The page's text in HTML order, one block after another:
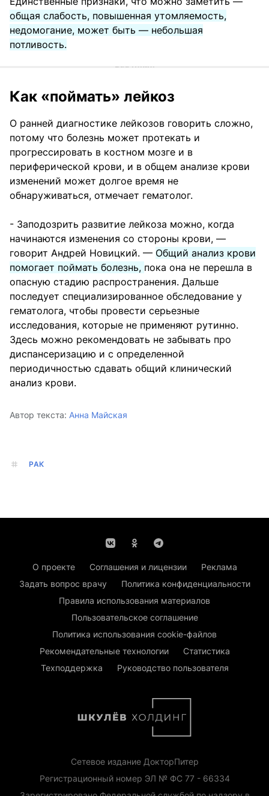
общая слабость, повышенная утомляемость,
недомогание, может быть — небольшая
потливость.
Как «поймать» лейкоз
О ранней диагностике лейкозов говорить сложно,
потому что болезнь может протекать и
прогрессировать в костном мозге и в
периферической крови, и в общем анализе крови
изменений может долгое время не
обнаруживаться, отмечает гематолог.
- Заподозрить развитие лейкоза можно, когда
начинаются изменения со стороны крови, —
говорит Андрей Новицкий. — Общий анализ крови
помогает поймать болезнь, пока она не перешла в
опасную стадию распространения. Дальше
последует специализированное обследование у
гематолога, чтобы провести серьезные
исследования, которые не применяют рутинно.
Здесь можно рекомендовать не забывать про
диспансеризацию и с определенной
периодичностью сдавать общий клинический
анализ крови.
Автор текста: Анна Майская
РАК
О проекте Соглашения и лицензии
Реклама
Задать вопрос врачу
Политика конфиденциальности
Правила использования материалов
Пользовательское соглашение
Политика использования cookie-файлов
Рекомендательные технологии
Статистика
Техподдержка
Руководство пользователя
Сетевое издание ДокторПитер
Регистрационный номер ЭЛ № ФС 77 - 66334